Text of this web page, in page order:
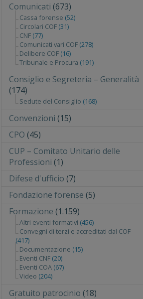
Comunicati (673)
Cassa forense (52)
Circolari COF (31)
CNF (77)
Comunicati vari COF (278)
Delibere COF (16)
Tribunale e Procura (191)
Consiglio e Segreteria – Generalità
(174)
Sedute del Consiglio (168)
Convenzioni (15)
CPO (45)
CUP – Comitato Unitario delle
Professioni (1)
Difese d'ufficio (7)
Fondazione forense (5)
Formazione (1.159)
Altri eventi formativi (456)
Convegni di terzi e accreditati dal COF
(417)
Documentazione (15)
Eventi CNF (20)
Eventi COA (67)
Video (204)
Gratuito patrocinio (18)